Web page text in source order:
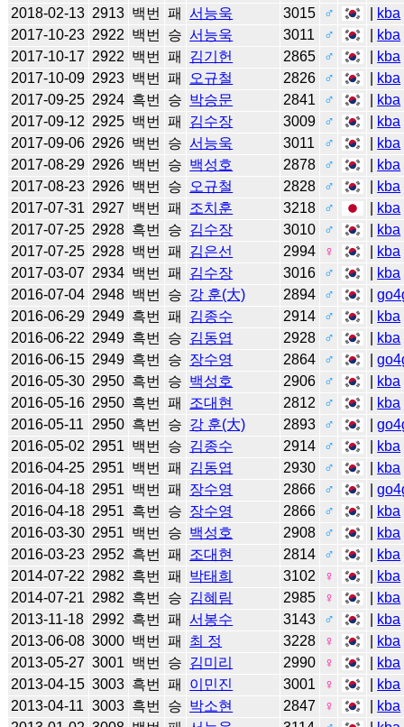
2018-02-13 2913 백번 패 서능욱 3015 ♂ kba
2017-10-23 2922 백번 승 서능욱 3011 ♂ kba
2017-10-17 2922 백번 패 김기헌 2865 ♂ kba
2017-10-09 2923 백번 패 오규철 2826 ♂ kba
2017-09-25 2924 흑번 승 박승문 2841 ♂ kba
2017-09-12 2925 백번 패 김수장 3009 ♂ kba
2017-09-06 2926 백번 승 서능욱 3011 ♂ kba
2017-08-29 2926 백번 승 백성호 2878 ♂ kba
2017-08-23 2926 백번 승 오규철 2828 ♂ kba
2017-07-31 2927 백번 패 조치훈 3218 ♂ kba
2017-07-25 2928 흑번 승 김수장 3010 ♂ kba
2017-07-25 2928 백번 패 김은선 2994 ♀ kba
2017-03-07 2934 백번 패 김수장 3016 ♂ kba
2016-07-04 2948 백번 승 강 훈(大) 2894 ♂ |
2016-06-29 2949 흑번 패 김종수 2914 ♂ kba
2016-06-22 2949 흑번 승 김동엽 2928 ♂ kba
2016-06-15 2949 흑번 승 장수영 2864 ♂ |
2016-05-30 2950 흑번 승 백성호 2906 ♂ kba
2016-05-16 2950 흑번 패 조대현 2812 ♂ kba
2016-05-11
2950 흑번 승 강 훈(大) 2893 ♂ |
2016-05-02 2951 백번 승 김종수 2914 ♂ kba
2016-04-25 2951 백번 패 김동엽 2930 ♂ kba
2016-04-18 2951 백번 패 장수영 2866 ♂ |
2016-04-18 2951 흑번 승 장수영 2866 ♂ kba
2016-03-30 2951 백번 승 백성호 2908 ♂ kba
2016-03-23 2952 흑번 패 조대현 2814 ♂ kba
2014-07-22 2982 흑번 패 박태희 3102 ♀ kba
2014-07-21 2982 흑번 승 김혜림 2985 ♀ kba
2013-11-18 2992 흑번 패 서봉수 3143 ♂ kba
2013-06-08 3000 백번 패 최 정 3228 ♀ kba
2013-05-27 3001 백번 승 김미리 2990 ♀ kba
2013-04-15 3003 흑번 패 이민진 3001 ♀ kba
2013-04-11 3003 흑번 승 박소현 2847 ♀ kba